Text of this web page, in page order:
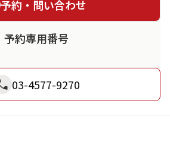
予約・問い合わせ
予約専用番号
03-4577-9270